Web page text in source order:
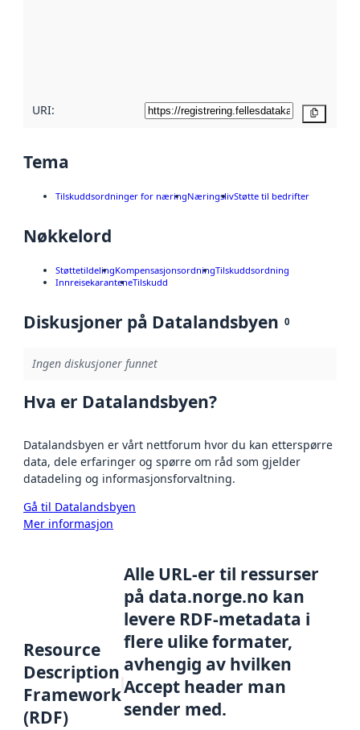
URI:
Tema
Tilskuddsordninger for næringNæringslivStøtte til bedrifter
Nøkkelord
StøttetildelingKompensasjonsordningTilskuddsordning
InnreisekaranteneTilskudd
Diskusjoner på Datalandsbyen 0
Ingen diskusjoner funnet
Hva er Datalandsbyen?
Datalandsbyen er vårt nettforum hvor du kan etterspørre
data, dele erfaringer og spørre om råd som gjelder
datadeling og informasjonsforvaltning.
Gå til Datalandsbyen
Mer informasjon
Resource
Description
Framework
(RDF)
Alle URL-er til ressurser
på data.norge.no kan
levere RDF-metadata i
flere ulike formater,
avhengig av hvilken
Accept header man
sender med.